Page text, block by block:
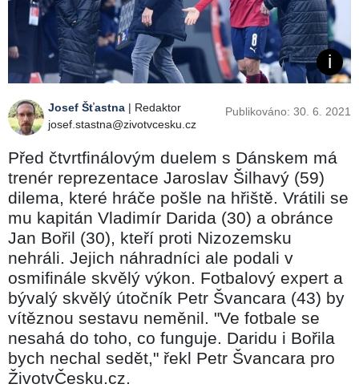
Josef Šťastna | Redaktor
josef.stastna@zivotvcesku.cz
Publikováno: 30. 6. 2021
Před čtvrtfinálovým duelem s Dánskem má
trenér reprezentace Jaroslav Šilhavý (59)
dilema, které hráče pošle na hřiště. Vrátili se
mu kapitán Vladimír Darida (30) a obránce
Jan Bořil (30), kteří proti Nizozemsku
nehráli. Jejich náhradníci ale podali v
osmifinále skvělý výkon. Fotbalový expert a
bývalý skvělý útočník Petr Švancara (43) by
vítěznou sestavu neměnil. "Ve fotbale se
nesahá do toho, co funguje. Daridu i Bořila
bych nechal sedět," řekl Petr Švancara pro
ŽivotvČesku.cz.